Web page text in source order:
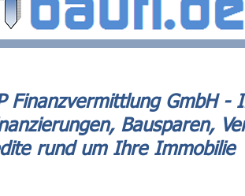
Finanzvermittlung GmbH -
Bausparen,
rund um Ihre Immobilie